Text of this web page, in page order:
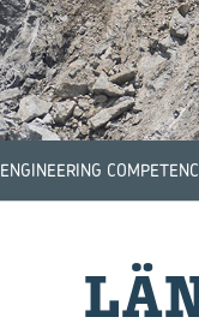
ENGINEERING